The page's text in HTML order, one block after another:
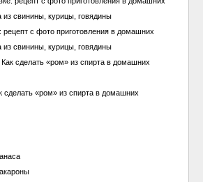
рецепт с фото приготовления в домашних
из свинины, курицы, говядины
сделать «ром» из спирта в домашних